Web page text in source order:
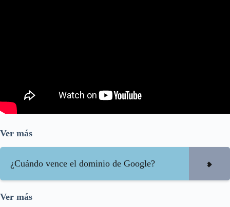
Ver más
¿Cuándo vence el dominio de Google?
Ver más